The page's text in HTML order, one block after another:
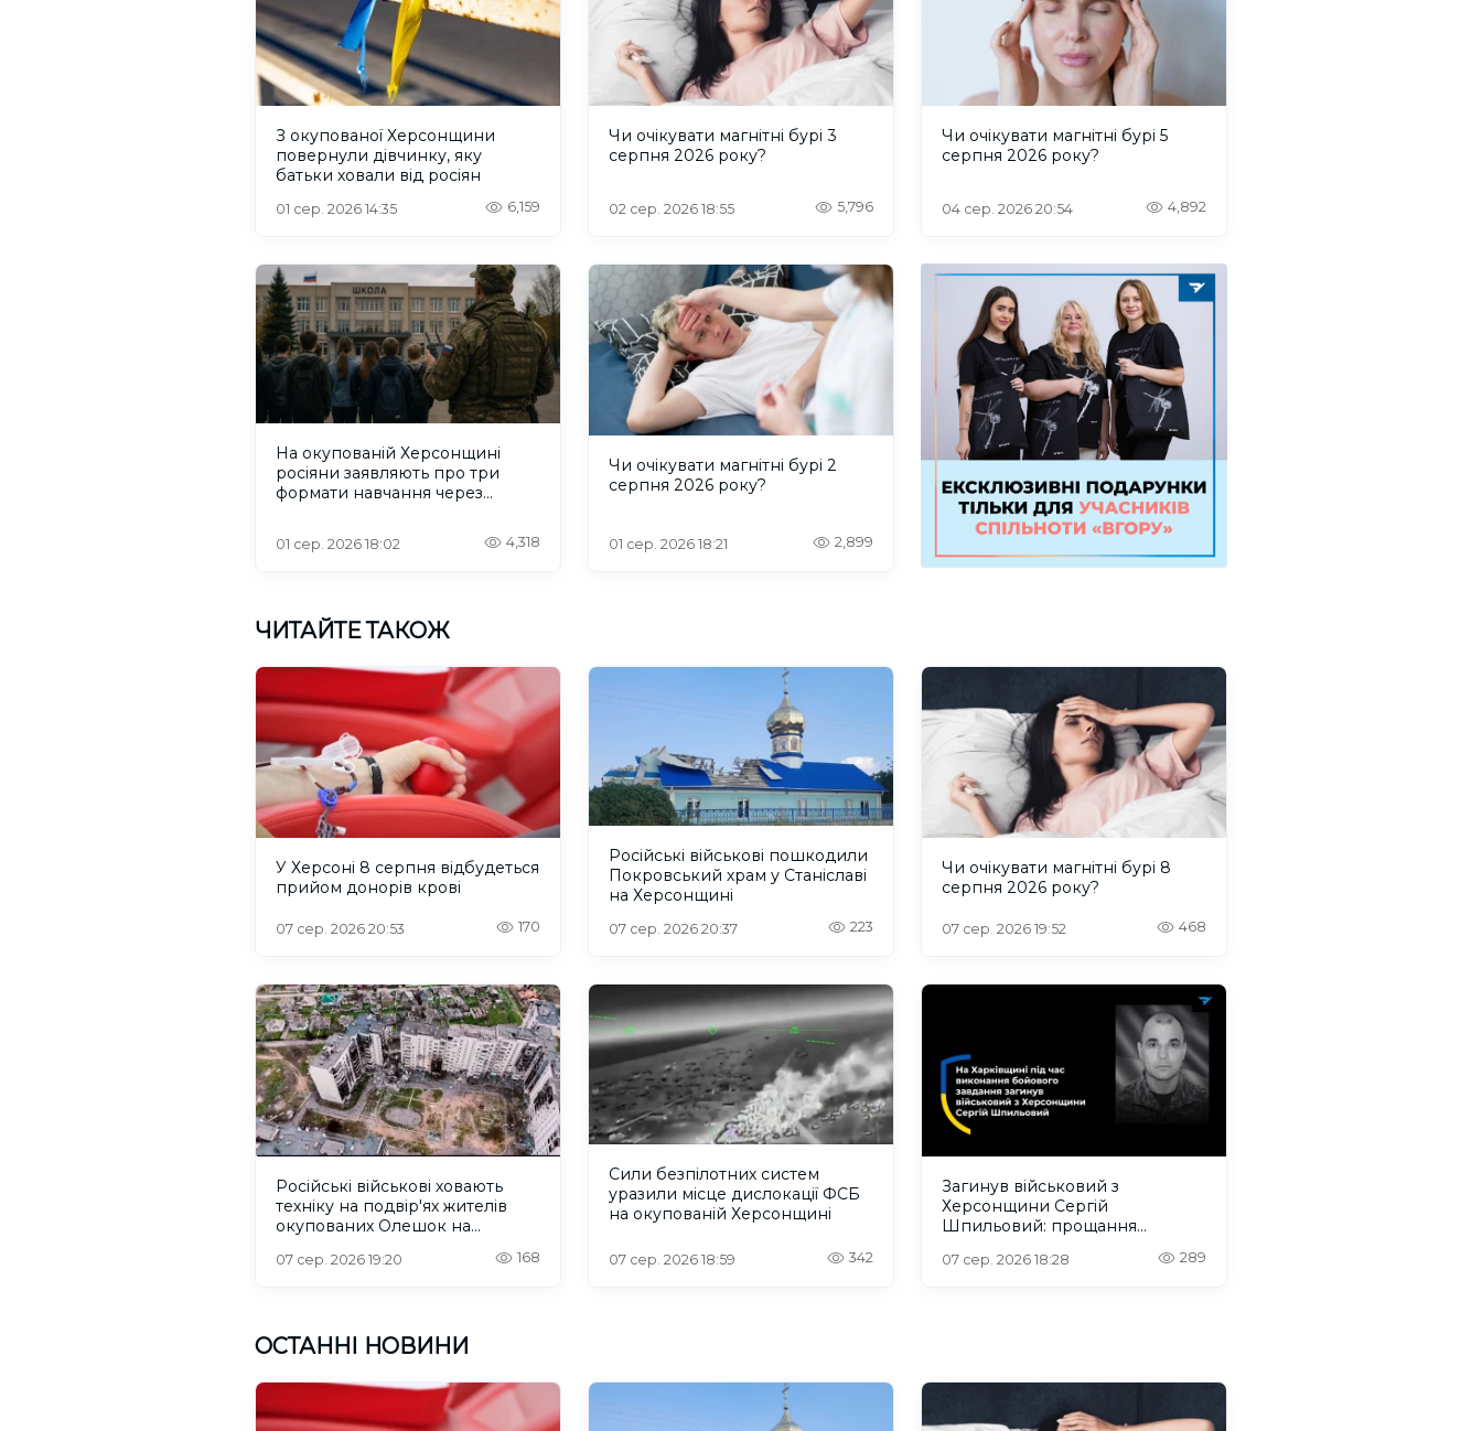
З окупованої Херсонщини
повернули дівчинку, яку
батьки ховали від росіян
01 сер. 2026 14:35 6,159
Чи очікувати магнітні бурі 3
серпня 2026 року?
02 сер. 2026 18:55 5,796
Чи очікувати магнітні бурі 5
серпня 2026 року?
04 сер. 2026 20:54 4,892
На окупованій Херсонщині
росіяни заявляють про три
формати навчання через
01 сер. 2026 18:02 4,318
Чи очікувати магнітні бурі 2
серпня 2026 року?
01 сер. 2026 18:21 2,899
ЧИТАЙТЕ ТАКОЖ
У Херсоні 8 серпня відбудеться
прийом донорів крові
07 сер. 2026 20:53 170
Російські військові пошкодили
Покровський храм у Станіславі
на Херсонщині
07 сер. 2026 20:37 223
Чи очікувати магнітні бурі 8
серпня 2026 року?
07 сер. 2026 19:52 468
Російські військові ховають
техніку на подвір'ях жителів
окупованих Олешок на
07 сер. 2026 19:20 168
Сили безпілотних систем
уразили місце дислокації ФСБ
на окупованій Херсонщині
07 сер. 2026 18:59 342
Загинув військовий з
Херсонщини Сергій
Шпильовий: прощання
07 сер. 2026 18:28 289
ОСТАННІ НОВИНИ